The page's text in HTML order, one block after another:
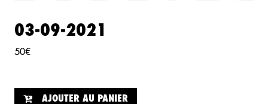
03-09-2021
50€
AJOUTER AU PANIER